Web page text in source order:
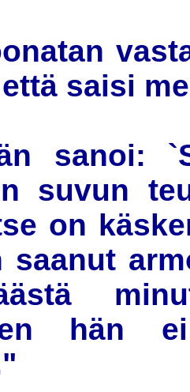
saisi
sanoi:
suvun
on
saanut
hän